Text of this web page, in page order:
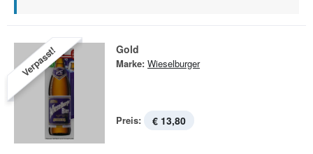
Verpasst! Gold
Marke: Wieselburger
Preis: € 13,80